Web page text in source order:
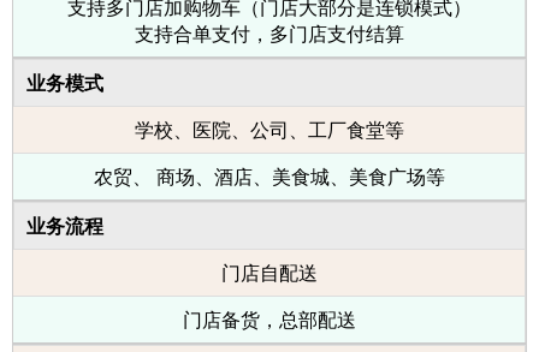
支持多门店加购物车（门店大部分是连锁模式）
支持合单支付，多门店支付结算
业务模式
学校、医院、公司、工厂食堂等
农贸、 商场、酒店、美食城、美食广场等
业务流程
门店自配送
门店备货，总部配送